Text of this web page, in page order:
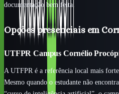
documentação bem feita.
Opções presenciais em
UTFPR Campus Cornélio
A UTFPR é a referência local mais forte
Mesmo quando o estudante não